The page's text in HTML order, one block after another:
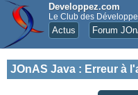
Developpez.com
Le Club des
Actus Forum
JOnAS Java : Erreur à